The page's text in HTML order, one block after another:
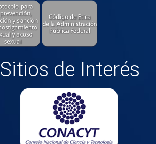
Sitios de Interés